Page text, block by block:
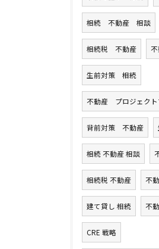
相続 不動産 相談
相続税 不動産
生前対策 相続
不動産 プロジェクト
背前対策 不動産
相続 不動産 相談
相続税 不動産 不
建て貸し 相続 不
CRE 戦略